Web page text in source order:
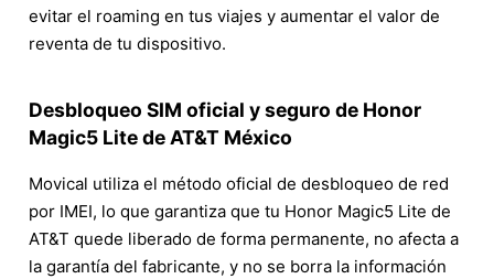
evitar el roaming en tus viajes y aumentar el valor de
reventa de tu dispositivo.
Desbloqueo SIM oficial y seguro de Honor
Magic5 Lite de AT&T México
Movical utiliza el método oficial de desbloqueo de red
por IMEI, lo que garantiza que tu Honor Magic5 Lite de
AT&T quede liberado de forma permanente, no afecta a
la garantía del fabricante, y no se borra la información